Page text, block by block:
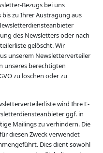
Bezugs bei uns
zu Ihrer Austragung aus
des Newsletters oder nach
gelöscht. Wir
unserem Newsletterverteiler
unseres berechtigten
zu löschen oder zu
wird Ihre E-
ggf. in
Mailings zu verhindern. Die
diesen Zweck verwendet
Dies dient sowohl